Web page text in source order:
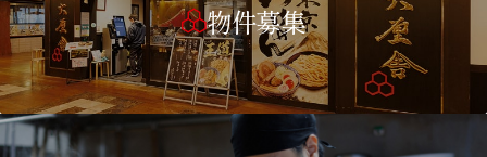
物件募集